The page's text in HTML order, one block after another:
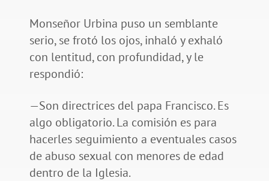
Monseñor Urbina puso un semblante
serio, se frotó los ojos, inhaló y exhaló
con lentitud, con profundidad, y le
respondió:
—Son directrices del papa Francisco. Es
algo obligatorio. La comisión es para
hacerles seguimiento a eventuales casos
de abuso sexual con menores de edad
dentro de la Iglesia.